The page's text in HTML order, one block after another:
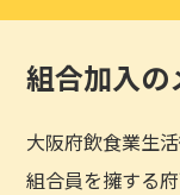
組合加入の
大阪府飲食業生
組合員を擁する